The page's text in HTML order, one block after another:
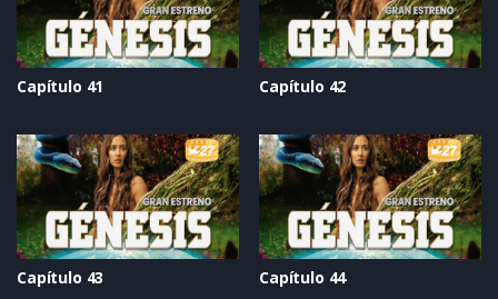
Capítulo 41 Capítulo 42
Capítulo 43 Capítulo 44